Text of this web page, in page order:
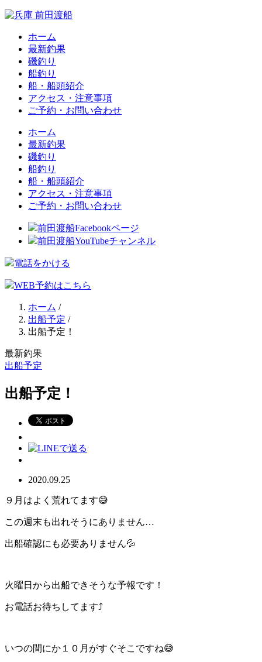
ホーム
最新釣果
磯釣り
船釣り
船・船頭紹介
アクセス・注意事項
ご予約・お問い合わせ
ホーム
最新釣果
磯釣り
船釣り
船・船頭紹介
アクセス・注意事項
ご予約・お問い合わせ
前田渡船Facebookページ
前田渡船YouTubeチャンネル
電話をかける
WEB予約はこちら
ホーム /
出船予定 /
出船予定！
最新釣果
出船予定
出船予定！
2020.09.25
９月はよく荒れてます😅
この週末も出れそうにありません…
出船確認にも必要ありません💦
火曜日から出船できそうな予報です！
お電話お待ちしてます⤴️
いつの間にか１０月がすぐそこですね😅